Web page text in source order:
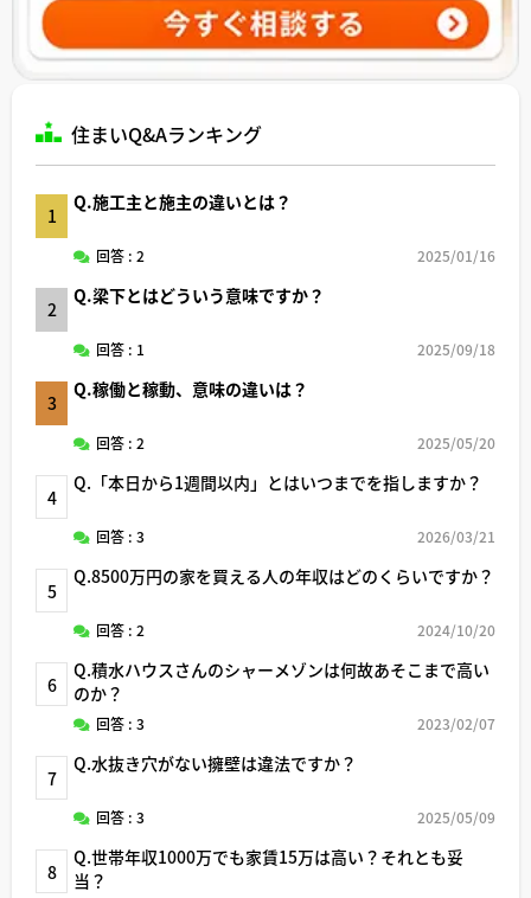
住まいQ&Aランキング
1
Q.施工主と施主の違いとは？
回答 : 2 2025/01/16
2
Q.梁下とはどういう意味ですか？
回答 : 1 2025/09/18
3
Q.稼働と稼動、意味の違いは？
回答 : 2 2025/05/20
4
Q.「本日から1週間以内」とはいつまでを指しますか？
回答 : 3 2026/03/21
5
Q.8500万円の家を買える人の年収はどのくらいですか？
回答 : 2 2024/10/20
6
Q.積水ハウスさんのシャーメゾンは何故あそこまで高い
のか？
回答 : 3 2023/02/07
7
Q.水抜き穴がない擁壁は違法ですか？
回答 : 3 2025/05/09
8
Q.世帯年収1000万でも家賃15万は高い？それとも妥
当？